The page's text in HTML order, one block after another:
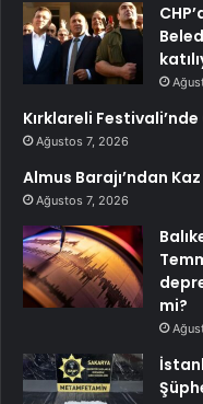
Kırklareli
Ağustos 7, 2026
Almus Barajı’ndan
Ağustos 7, 2026
mi?